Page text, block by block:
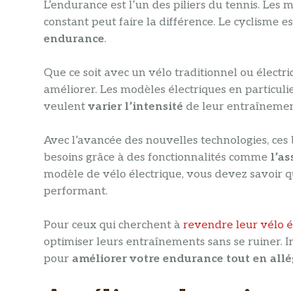
L’endurance est l’un des piliers du tennis.
constant peut faire la différence. Le cyclisme
endurance.
Que ce soit avec un vélo traditionnel ou
améliorer. Les modèles électriques en
veulent varier l’intensité de leur
Avec l’avancée des nouvelles technologies,
besoins grâce à des fonctionnalités comme
modèle de vélo électrique, vous devez savoir
performant.
Pour ceux qui cherchent à revendre leur vélo
optimiser leurs entraînements sans se ruiner.
pour améliorer votre endurance tout en